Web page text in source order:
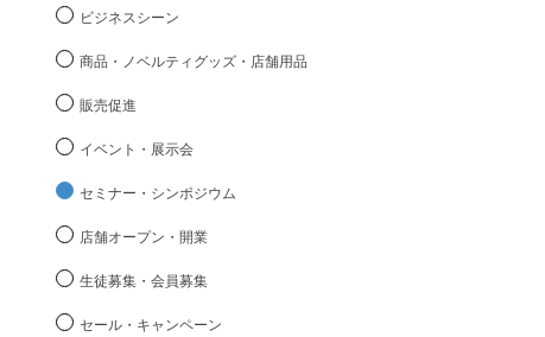
ビジネスシーン
商品・ノベルティグッズ・店舗用品
販売促進
イベント・展示会
セミナー・シンポジウム
店舗オープン・開業
生徒募集・会員募集
セール・キャンペーン